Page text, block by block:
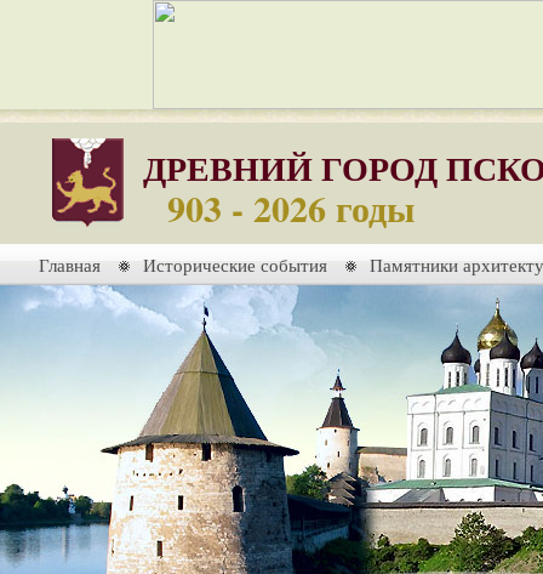
ДРЕВНИЙ ГОРОД
903 - 2026 годы
Главная Исторические события Памятники